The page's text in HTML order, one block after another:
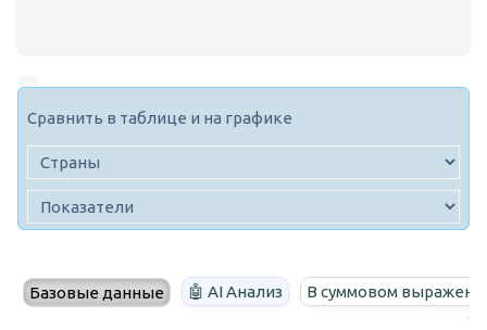
Сравнить в таблице и на графике
Базовые данные 🤖 AI Анализ В суммовом